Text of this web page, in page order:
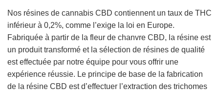
Nos résines de cannabis CBD contiennent un taux de THC
inférieur à 0,2%, comme l’exige la loi en Europe.
Fabriquée à partir de la fleur de chanvre CBD, la résine est
un produit transformé et la sélection de résines de qualité
est effectuée par notre équipe pour vous offrir une
expérience réussie. Le principe de base de la fabrication
de la résine CBD est d’effectuer l’extraction des trichomes